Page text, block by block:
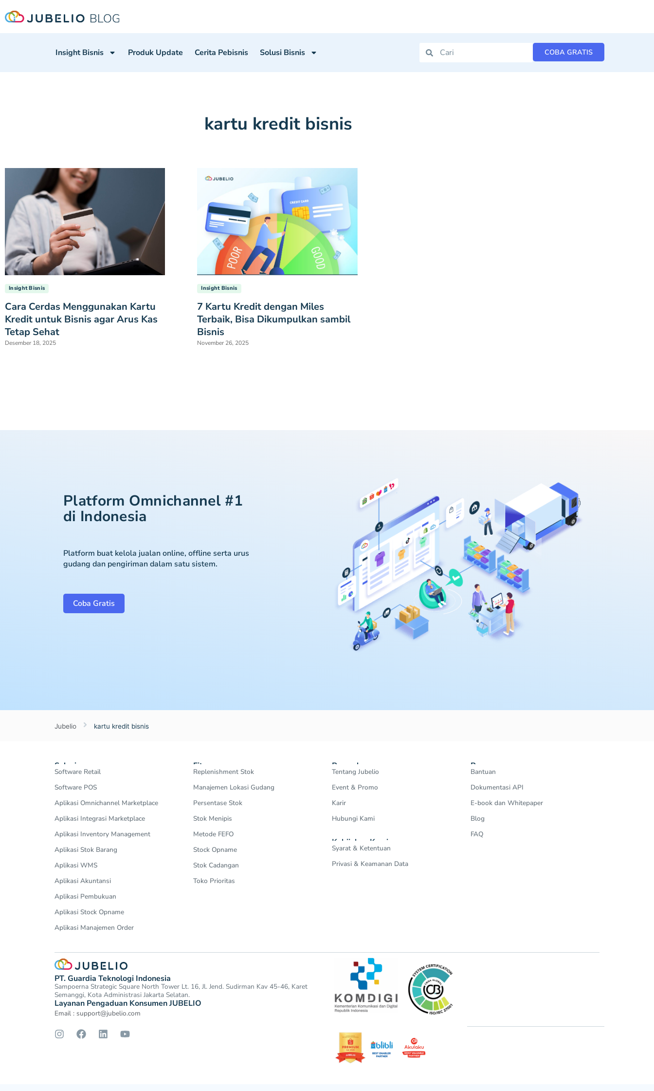
Insight Bisnis Produk Update Cerita Pebisnis Solusi Bisnis COBA GRATIS
kartu kredit bisnis
Insight Bisnis
Cara Cerdas Menggunakan Kartu
Kredit untuk Bisnis agar Arus Kas
Tetap Sehat
Desember 18, 2025
Insight Bisnis
7 Kartu Kredit dengan Miles
Terbaik, Bisa Dikumpulkan sambil
Bisnis
November 26, 2025
Platform Omnichannel #1
di Indonesia
Platform buat kelola jualan online, offline serta urus
gudang dan pengiriman dalam satu sistem.
Coba Gratis
Jubelio kartu kredit bisnis
Solusi
Software Retail
Software POS
Aplikasi Omnichannel Marketplace
Aplikasi Integrasi Marketplace
Aplikasi Inventory Management
Aplikasi Stok Barang
Aplikasi WMS
Aplikasi Akuntansi
Aplikasi Pembukuan
Aplikasi Stock Opname
Aplikasi Manajemen Order
Fitur
Replenishment Stok
Manajemen Lokasi Gudang
Persentase Stok
Stok Menipis
Metode FEFO
Stock Opname
Stok Cadangan
Toko Prioritas
Perusahaan
Tentang Jubelio
Event & Promo
Karir
Hubungi Kami
Kebijakan Kami
Syarat & Ketentuan
Privasi & Keamanan Data
Resources
Bantuan
Dokumentasi API
E-book dan Whitepaper
Blog
FAQ
PT. Guardia Teknologi Indonesia
Sampoerna Strategic Square North Tower Lt. 16, Jl. Jend. Sudirman Kav 45-46, Karet
Semanggi, Kota Administrasi Jakarta Selatan.
Layanan Pengaduan Konsumen JUBELIO
Email : support@jubelio.com